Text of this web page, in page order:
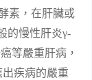
素，在肝臟或
的慢性肝炎γ-
等嚴重肝病，
疾病的嚴重